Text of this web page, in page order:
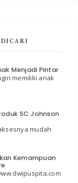
Menjadi Pintar
memiliki anak
SC Johnson
mudah
Kemampuan